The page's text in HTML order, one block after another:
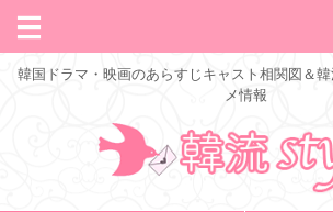
韓国ドラマ・映画のあらすじキャスト相関図＆
メ情報